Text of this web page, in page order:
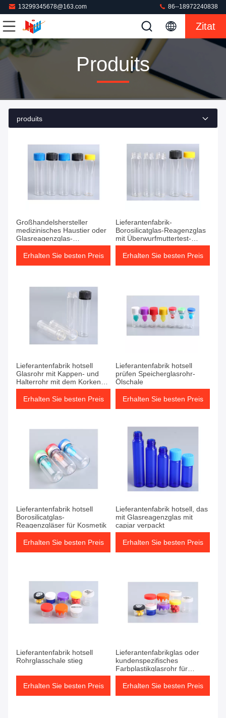
13299345678@163.com 86--18972240838
Zitat
Produits
produits
Großhandelshersteller
medizinisches Haustier oder
Glasreagenzglas-
Schnapsglas-
Probensammlung
Erhalten Sie besten Preis
Lieferantenfabrik-
Borosilicatglas-Reagenzglas
mit Überwurfmuttertest-
Metallschraubendeckel
Erhalten Sie besten Preis
Lieferantenfabrik hotsell
Glasrohr mit Kappen- und
Halterrohr mit dem Korken
enorm
Erhalten Sie besten Preis
Lieferantenfabrik hotsell
prüfen Speicherglasrohr-
Ölschale
Erhalten Sie besten Preis
Lieferantenfabrik hotsell
Borosilicatglas-
Reagenzgläser für Kosmetik
Erhalten Sie besten Preis
Lieferantenfabrik hotsell, das
mit Glasreagenzglas mit
capjar verpackt
Erhalten Sie besten Preis
Lieferantenfabrik hotsell
Rohrglasschale stieg
Erhalten Sie besten Preis
Lieferantenfabrikglas oder
kundenspezifisches
Farbplastikglasrohr für
Erhalten Sie besten Preis